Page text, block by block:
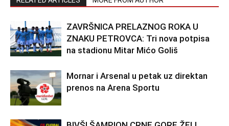
ZAVRŠNICA PRELAZNOG ROKA U
ZNAKU PETROVCA: Tri nova potpisa
na stadionu Mitar Mićo Goliš
Mornar i Arsenal u petak uz direktan
prenos na Arena Sportu